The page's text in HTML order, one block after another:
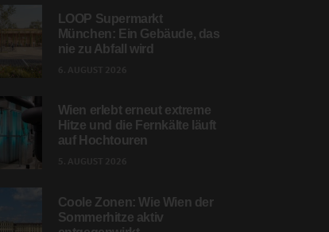
LOOP Supermarkt
München: Ein Gebäude, das
nie zu Abfall wird
Wien erlebt erneut extreme
Hitze und die Fernkälte läuft
auf Hochtouren
Coole Zonen: Wie Wien der
Sommerhitze aktiv